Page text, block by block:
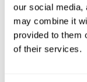
our social media,
may combine it
provided to them
of their services.
操作と行動: 学
私たちは、可塑性は、
る脳の能力であること
操作と動作は並列され